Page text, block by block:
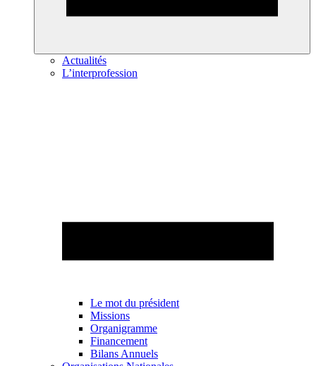
Actualités
L’interprofession
Le mot du président
Missions
Organigramme
Financement
Bilans Annuels